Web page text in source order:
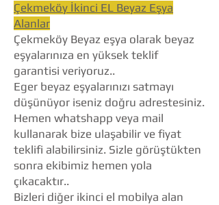
Çekmeköy İkinci EL Beyaz Eşya
Alanlar
Çekmeköy Beyaz eşya olarak beyaz
eşyalarınıza en yüksek teklif
garantisi veriyoruz..
Eger beyaz eşyalarınızı satmayı
düşünüyor iseniz doğru adrestesiniz.
Hemen whatshapp veya mail
kullanarak bize ulaşabilir ve fiyat
teklifi alabilirsiniz. Sizle görüştükten
sonra ekibimiz hemen yola
çıkacaktır..
Bizleri diğer ikinci el mobilya alan